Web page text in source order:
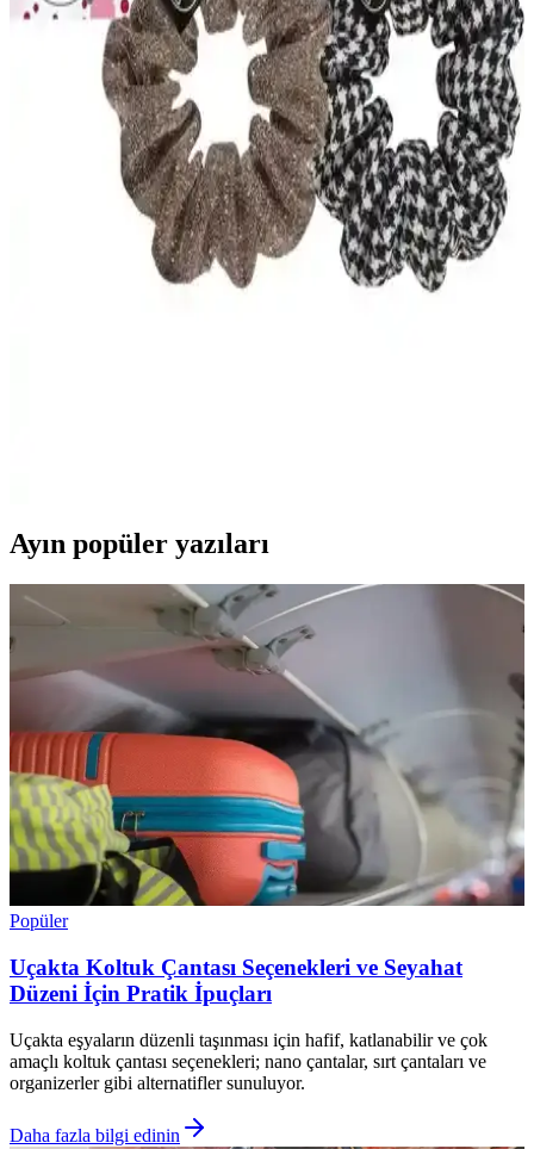
Kurdele Toka Modelleri ve Stil İpuçlarıyla Şıklığınızı
Tamamlayın
Kurdele toka, zarif tasarımı ve çeşitli modelleriyle günlük ve özel
günlerde şıklık sunar. Renk ve desen seçenekleriyle kişisel tarzınızı
yansıtın, saçınıza hareket katın ve fark yaratın.
InvisiBooble Sprunchie Extra Hold Beyaz Saç
Tokası Güçlü Tutuş ve Şıklık Sunar
InvisiBooble Sprunchie, şık ve dayanıklı yapısıyla yoğun saçlara
güçlü tutuş sağlayan modern tasarımlı beyaz saç tokasıdır. Günlük
ve özel kullanımlar için ideal, saçlara zarar vermez ve pratik
Ayın popüler yazıları
Popüler
Uçakta Koltuk Çantası Seçenekleri ve Seyahat
Düzeni İçin Pratik İpuçları
Uçakta eşyaların düzenli taşınması için hafif, katlanabilir ve çok
amaçlı koltuk çantası seçenekleri; nano çantalar, sırt çantaları ve
organizerler gibi alternatifler sunuluyor.
Daha fazla bilgi edinin